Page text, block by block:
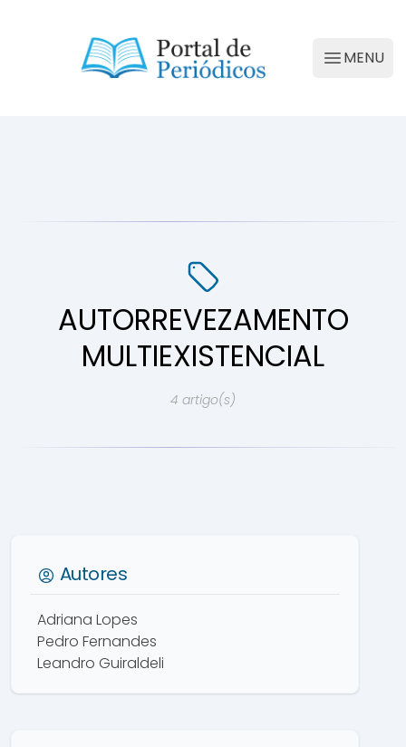
Portal de Periódicos da Conscienciologia
Abrir
MENU
AUTORREVEZAMENTO
MULTIEXISTENCIAL
4 artigo(s)
Autores
Adriana Lopes
Pedro Fernandes
Leandro Guiraldeli